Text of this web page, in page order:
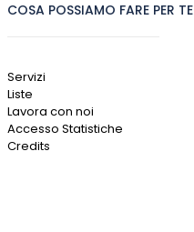
COSA POSSIAMO FARE PER TE
Servizi
Liste
Lavora con noi
Accesso Statistiche
Credits